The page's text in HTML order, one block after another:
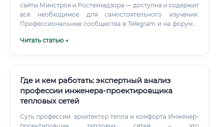
функции специалиста охватывают весь жизненный цикл
проекта — от концепции до сдачи документации
заказчику.
сайты Минстроя и Ростехнадзора — доступна и содержит
всё необходимое для самостоятельного изучения.
Профессиональные сообщества в Telegram и на форумах
экспертизу и ответы на конкретные вопросы. Хотите
Читать статью →
Где и кем работать: экспертный анализ
профессии инженера-проектировщика
тепловых сетей
Суть профессии: архитектор тепла и комфорта Инженер-